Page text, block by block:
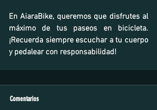
En AiaraBike, queremos que disfrutes al
máximo de tus paseos en bicicleta.
¡Recuerda siempre escuchar a tu cuerpo
y pedalear con responsabilidad!
Comentarios